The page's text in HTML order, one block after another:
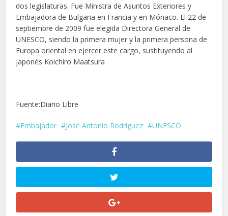
dos legislaturas. Fue Ministra de Asuntos Exteriores y
Embajadora de Bulgaria en Francia y en Mónaco. El 22 de
septiembre de 2009 fue elegida Directora General de
UNESCO, siendo la primera mujer y la primera persona de
Europa oriental en ejercer este cargo, sustituyendo al
japonés Koichiro Maatsura
Fuente:Diario Libre
Embajador José Antonio Rodriguez UNESCO